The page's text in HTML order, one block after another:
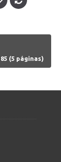
(5 páginas)